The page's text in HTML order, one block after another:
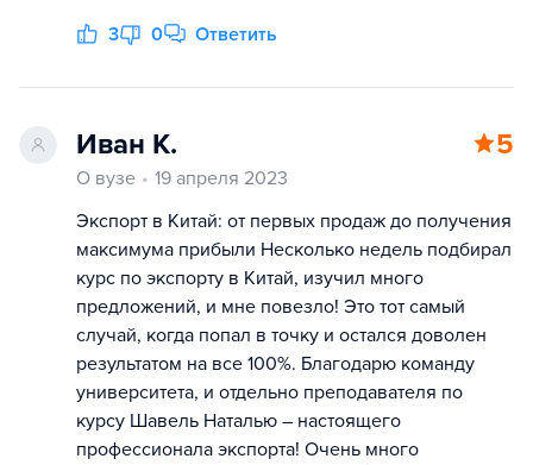
3 0 Ответить
Иван К. 5
О вузе
19 апреля 2023
Экспорт в Китай: от первых продаж до получения
максимума прибыли Несколько недель подбирал
курс по экспорту в Китай, изучил много
предложений, и мне повезло! Это тот самый
случай, когда попал в точку и остался доволен
результатом на все 100%. Благодарю команду
университета, и отдельно преподавателя по
курсу Шавель Наталью – настоящего
профессионала экспорта! Очень много